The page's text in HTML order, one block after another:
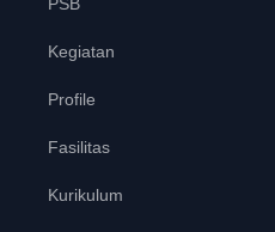
Kegiatan
Profile
Fasilitas
Kurikulum